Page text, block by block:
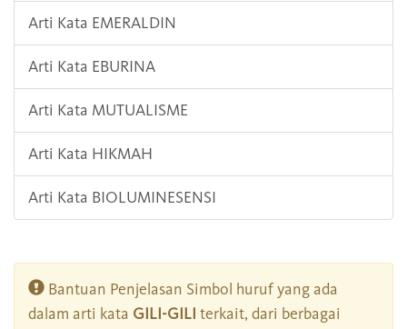
Arti Kata EMERALDIN
Arti Kata EBURINA
Arti Kata MUTUALISME
Arti Kata HIKMAH
Arti Kata BIOLUMINESENSI
Bantuan Penjelasan Simbol huruf yang ada
dalam arti kata GILI-GILI terkait, dari berbagai